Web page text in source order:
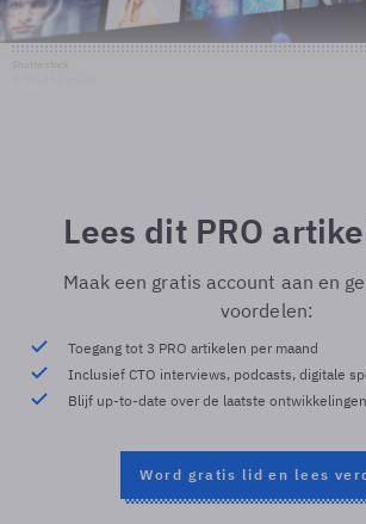
Lees dit PRO
Maak een gratis account aan en
voordelen:
Toegang tot 3 PRO artikelen per maand
Inclusief CTO interviews, podcasts, digitale
Blijf up-to-date over de laatste
Word gratis lid en lees